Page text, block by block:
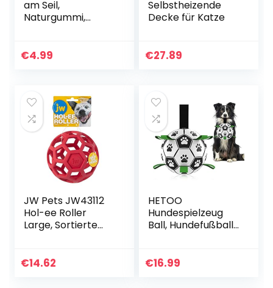
am Seil,
Naturgummi,
sortiert
€4.99
Selbstheizende
Decke für Katze
€27.89
JW Pets JW43112
Hol-ee Roller
Large, Sortierte
€14.62
HETOO
Hundespielzeug
Ball, Hundefußball
unzerstörbar für
€16.99